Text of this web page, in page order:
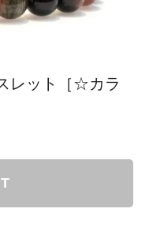
レット［☆カラ